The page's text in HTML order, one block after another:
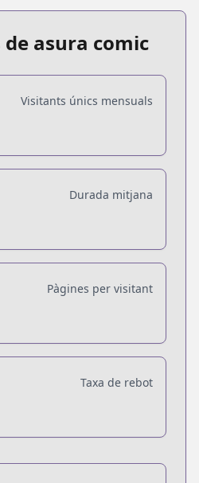
asura comic
Visitants únics mensuals
Durada mitjana
Pàgines per visitant
Taxa de rebot